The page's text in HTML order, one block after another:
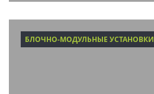
БЛОЧНО-МОДУЛЬНЫЕ УСТАНОВКИ